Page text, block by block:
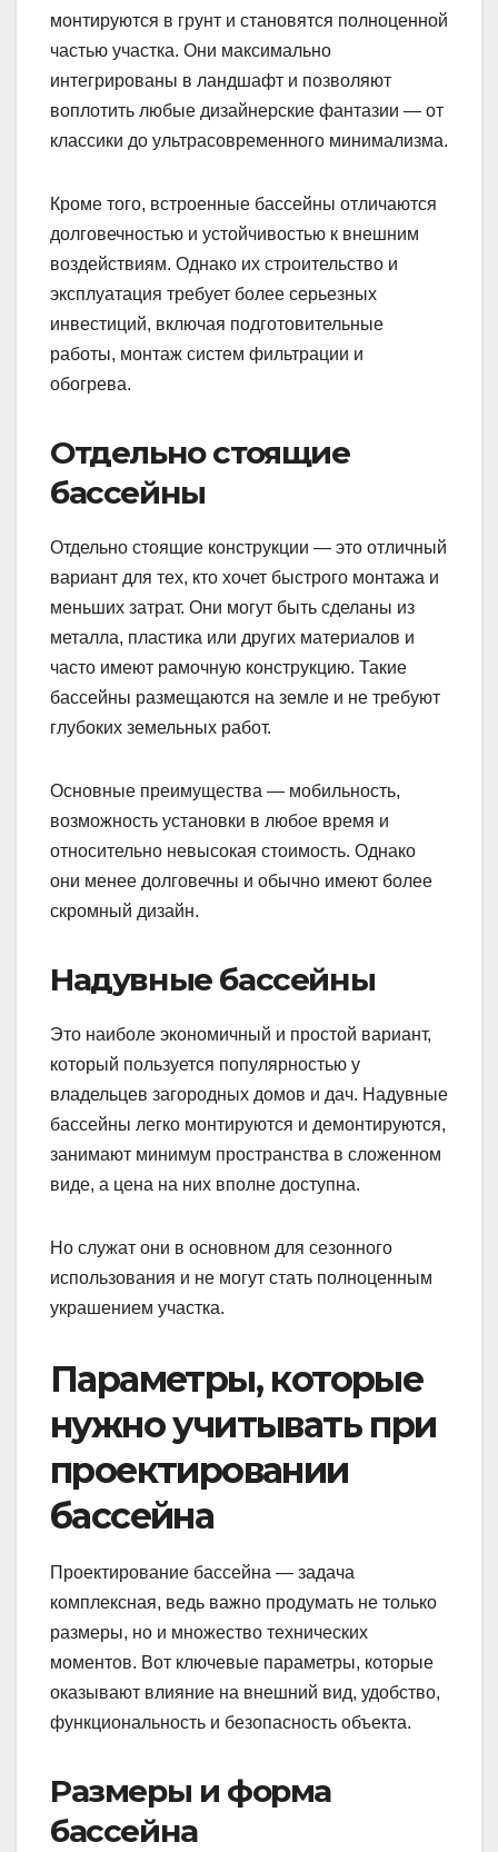
монтируются в грунт и становятся полноценной
частью участка. Они максимально
интегрированы в ландшафт и позволяют
воплотить любые дизайнерские фантазии — от
классики до ультрасовременного минимализма.
Кроме того, встроенные бассейны отличаются
долговечностью и устойчивостью к внешним
воздействиям. Однако их строительство и
эксплуатация требует более серьезных
инвестиций, включая подготовительные
работы, монтаж систем фильтрации и
обогрева.
Отдельно стоящие
бассейны
Отдельно стоящие конструкции — это отличный
вариант для тех, кто хочет быстрого монтажа и
меньших затрат. Они могут быть сделаны из
металла, пластика или других материалов и
часто имеют рамочную конструкцию. Такие
бассейны размещаются на земле и не требуют
глубоких земельных работ.
Основные преимущества — мобильность,
возможность установки в любое время и
относительно невысокая стоимость. Однако
они менее долговечны и обычно имеют более
скромный дизайн.
Надувные бассейны
Это наиболе экономичный и простой вариант,
который пользуется популярностью у
владельцев загородных домов и дач. Надувные
бассейны легко монтируются и демонтируются,
занимают минимум пространства в сложенном
виде, а цена на них вполне доступна.
Но служат они в основном для сезонного
использования и не могут стать полноценным
украшением участка.
Параметры, которые
нужно учитывать при
проектировании
бассейна
Проектирование бассейна — задача
комплексная, ведь важно продумать не только
размеры, но и множество технических
моментов. Вот ключевые параметры, которые
оказывают влияние на внешний вид, удобство,
функциональность и безопасность объекта.
Размеры и форма
бассейна